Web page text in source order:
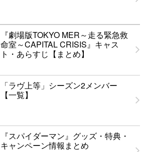
『劇場版TOKYO MER～走る緊急救
命室～CAPITAL CRISIS』キャス
ト・あらすじ【まとめ】
「ラヴ上等」シーズン2メンバー
【一覧】
『スパイダーマン』グッズ・特典・
キャンペーン情報まとめ